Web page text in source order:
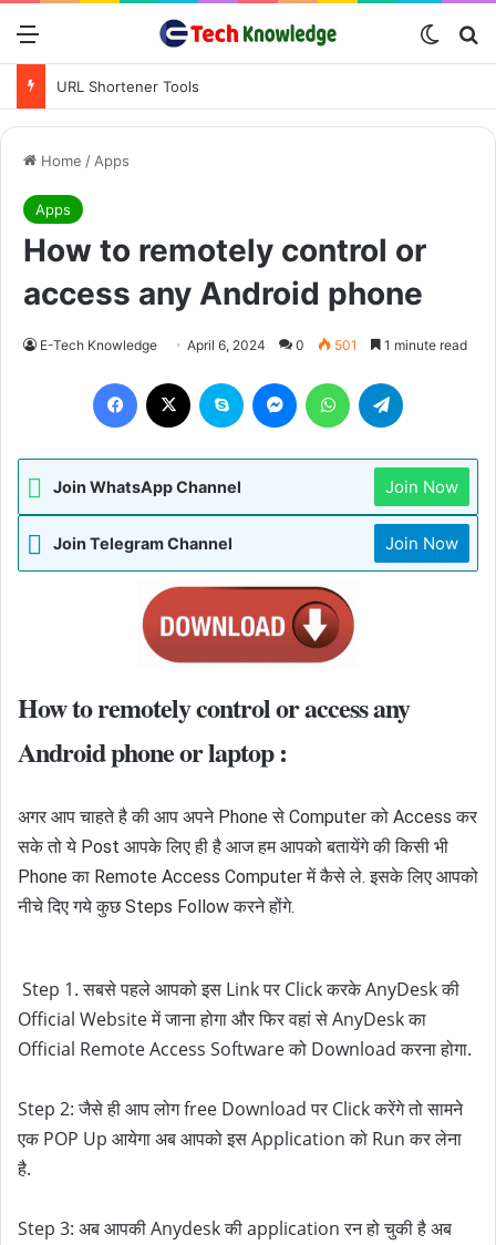
Menu
URL Shortener Tools
Home / Apps
Apps
How to remotely control or
access any Android phone
E-Tech Knowledge April 6, 2024 0 501 1 minute read
Facebook Skype MessengerWhatsApp
Join WhatsApp Channel Join Now
Join Telegram Channel Join Now
How to remotely control or access any
Android phone or laptop :
अगर आप चाहते है की आप अपने Phone से Computer को Access कर
सके तो ये Post आपके लिए ही है आज हम आपको बतायेंगे की किसी भी
Phone का Remote Access Computer में कैसे ले. इसके लिए आपको
नीचे दिए गये कुछ Steps Follow करने होंगे.
Step 1. सबसे पहले आपको इस Link पर Click करके AnyDesk की
Official Website में जाना होगा और फिर वहां से AnyDesk का
Official Remote Access Software को Download करना होगा.
Step 2: जैसे ही आप लोग free Download पर Click करेंगे तो सामने
एक POP Up आयेगा अब आपको इस Application को Run कर लेना
है.
Step 3: अब आपकी Anydesk की application रन हो चुकी है अब